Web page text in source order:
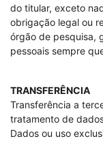
do titular, exceto
obrigação legal ou
órgão de pesquisa,
pessoais sempre
TRANSFERÊNCIA
Transferência a
tratamento de
Dados ou uso